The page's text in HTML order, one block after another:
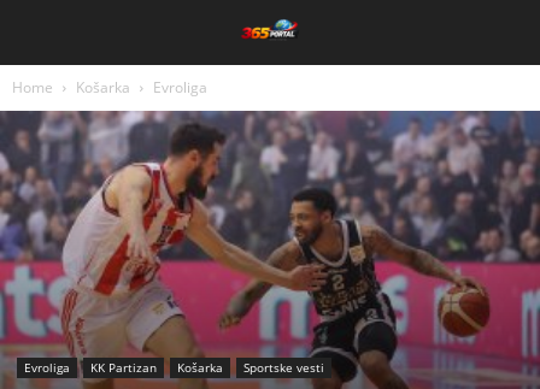
Home Košarka Evroliga
Evroliga KK Partizan Košarka Sportske vesti